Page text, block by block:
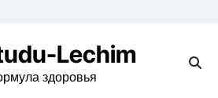
Lechim
здоровья